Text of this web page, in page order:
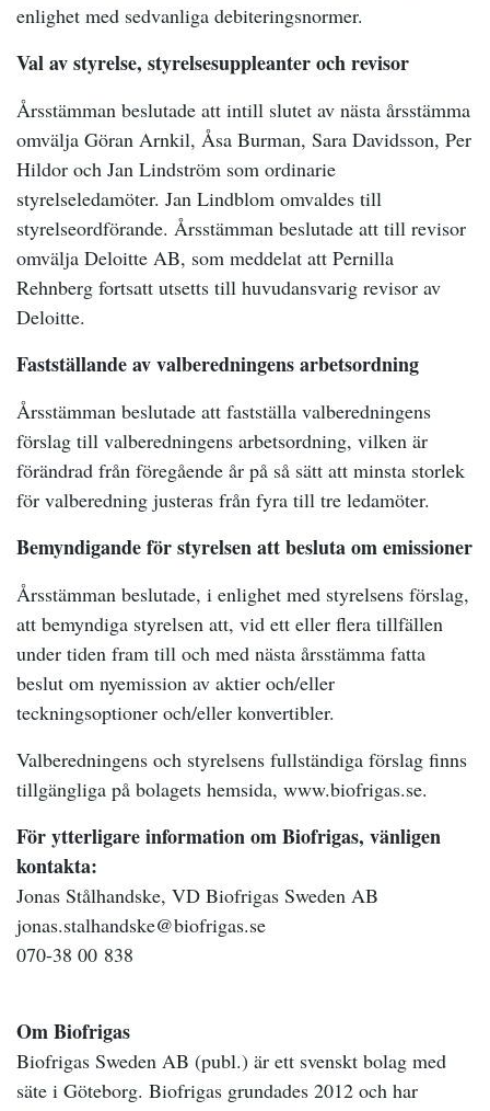
enlighet med sedvanliga debiteringsnormer.
Val av styrelse, styrelsesuppleanter och revisor
Årsstämman beslutade att intill slutet av nästa årsstämma
omvälja Göran Arnkil, Åsa Burman, Sara Davidsson, Per
Hildor och Jan Lindström som ordinarie
styrelseledamöter. Jan Lindblom omvaldes till
styrelseordförande. Årsstämman beslutade att till revisor
omvälja Deloitte AB, som meddelat att Pernilla
Rehnberg fortsatt utsetts till huvudansvarig revisor av
Deloitte.
Fastställande av valberedningens arbetsordning
Årsstämman beslutade att fastställa valberedningens
förslag till valberedningens arbetsordning, vilken är
förändrad från föregående år på så sätt att minsta storlek
för valberedning justeras från fyra till tre ledamöter.
Bemyndigande för styrelsen att besluta om emissioner
Årsstämman beslutade, i enlighet med styrelsens förslag,
att bemyndiga styrelsen att, vid ett eller flera tillfällen
under tiden fram till och med nästa årsstämma fatta
beslut om nyemission av aktier och/eller
teckningsoptioner och/eller konvertibler.
Valberedningens och styrelsens fullständiga förslag finns
tillgängliga på bolagets hemsida, www.biofrigas.se.
För ytterligare information om Biofrigas, vänligen
kontakta:
Jonas Stålhandske, VD Biofrigas Sweden AB
jonas.stalhandske@biofrigas.se
070-38 00 838
Om Biofrigas
Biofrigas Sweden AB (publ.) är ett svenskt bolag med
säte i Göteborg. Biofrigas grundades 2012 och har